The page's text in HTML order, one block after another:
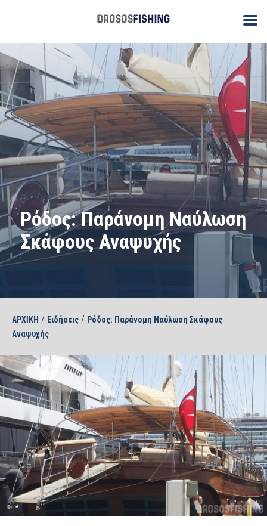
Ρόδος: Παράνομη Ναύλωση
Σκάφους Αναψυχής
ΑΡΧΙΚΗ / Ειδήσεις / Ρόδος: Παράνομη Ναύλωση Σκάφους
Αναψυχής